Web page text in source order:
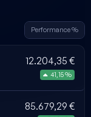
Performance %
12.204,35 €
41,15 %
85.679,29 €